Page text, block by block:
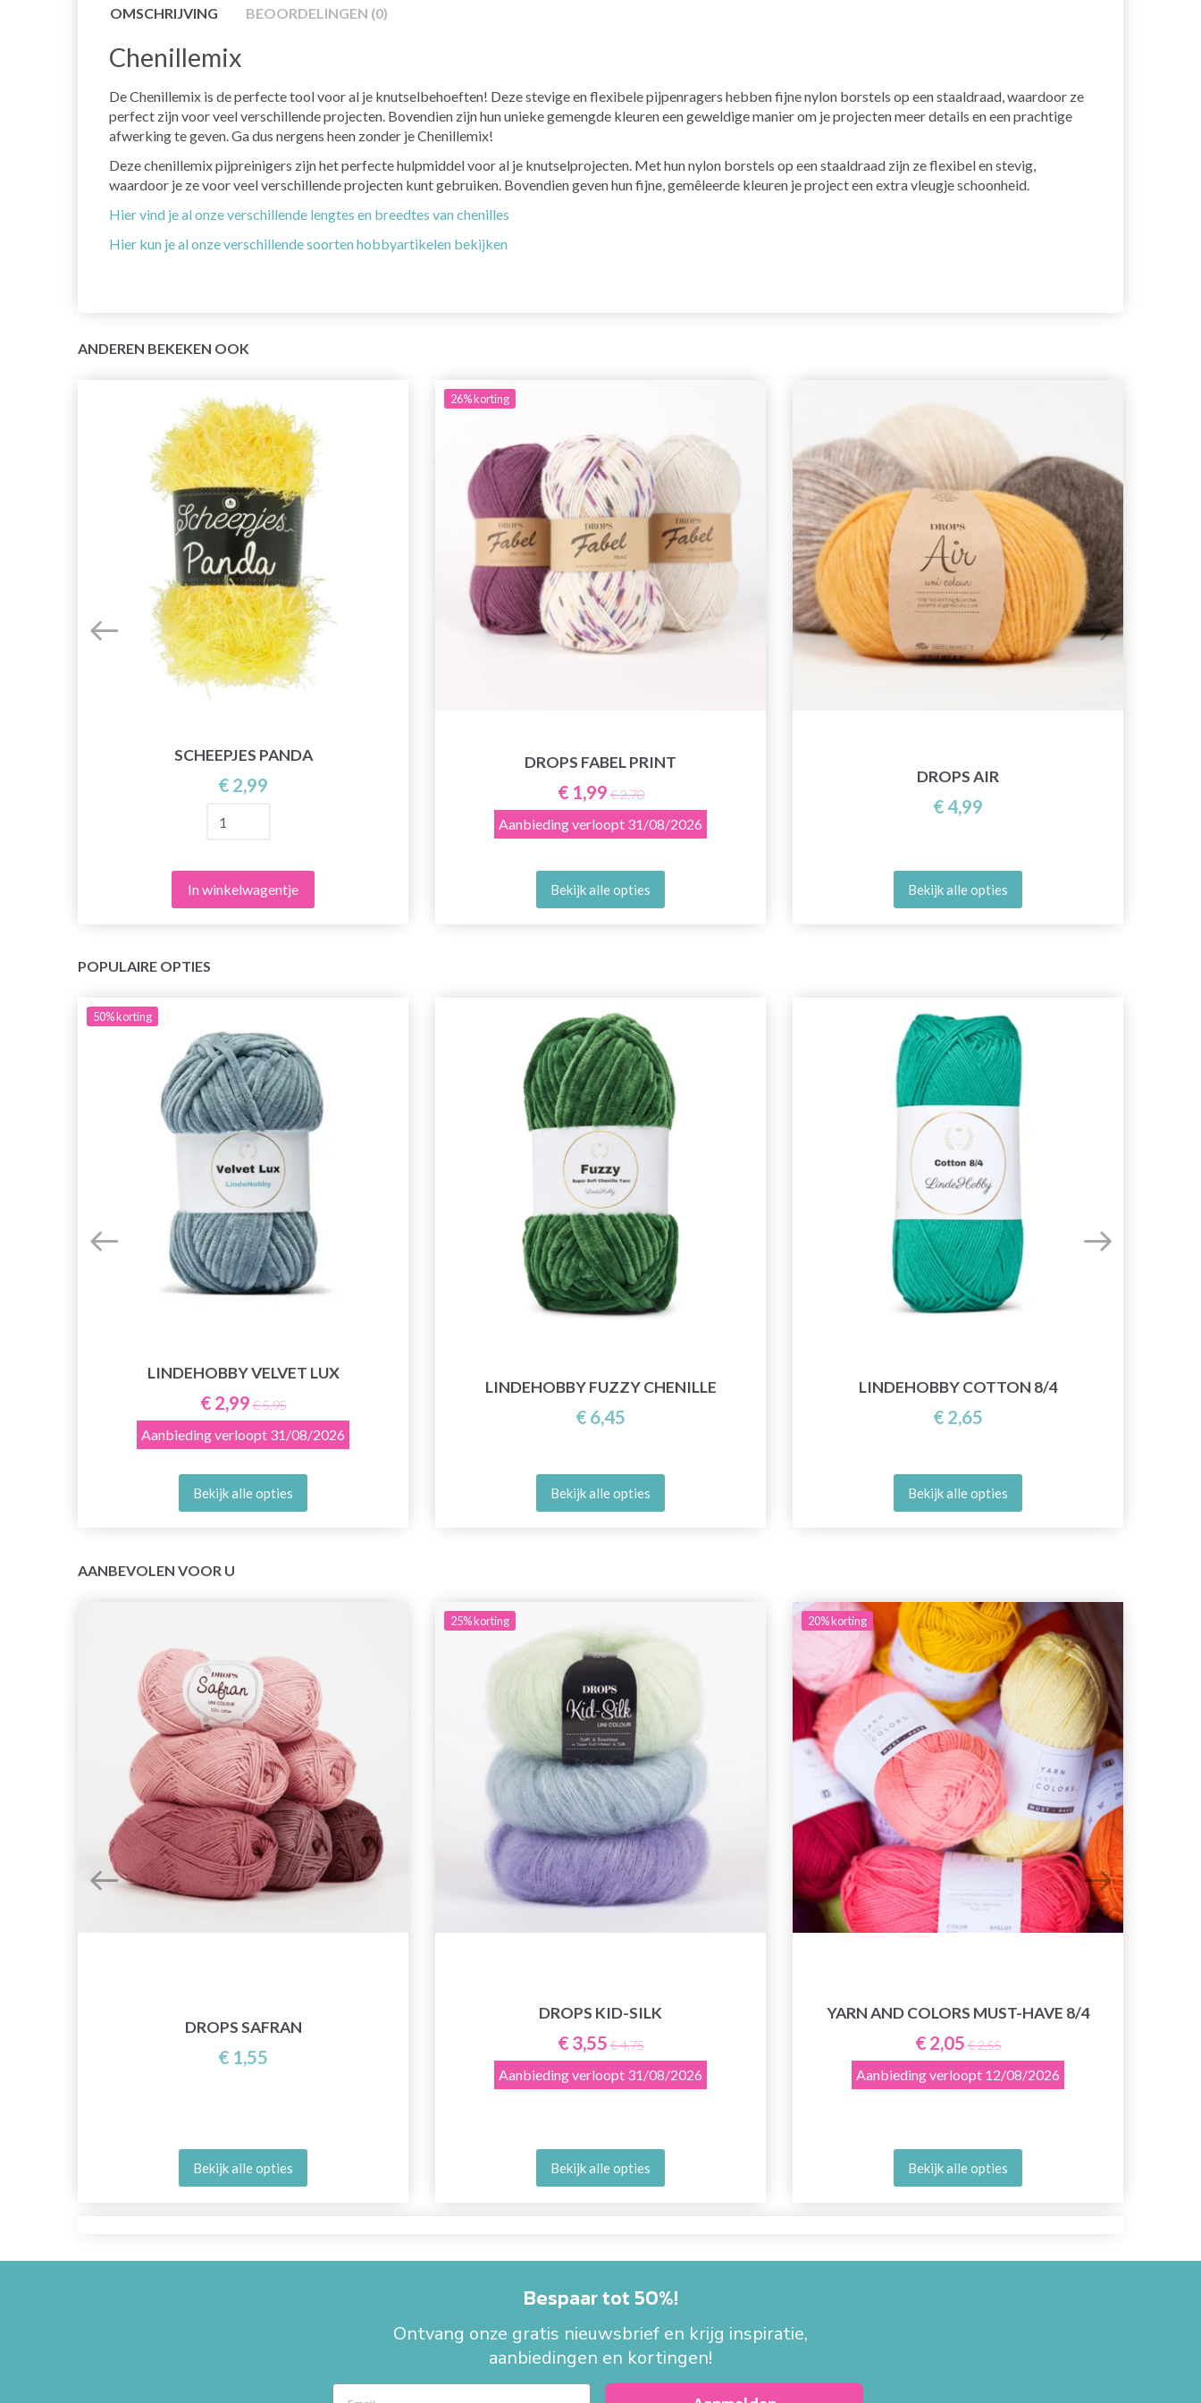
OMSCHRIJVING BEOORDELINGEN (0)
Chenillemix
De Chenillemix is de perfecte tool voor al je knutselbehoeften! Deze stevige en flexibele pijpenragers hebben fijne nylon borstels op een staaldraad, waardoor ze
perfect zijn voor veel verschillende projecten. Bovendien zijn hun unieke gemengde kleuren een geweldige manier om je projecten meer details en een prachtige
afwerking te geven. Ga dus nergens heen zonder je Chenillemix!
Deze chenillemix pijpreinigers zijn het perfecte hulpmiddel voor al je knutselprojecten. Met hun nylon borstels op een staaldraad zijn ze flexibel en stevig,
waardoor je ze voor veel verschillende projecten kunt gebruiken. Bovendien geven hun fijne, gemêleerde kleuren je project een extra vleugje schoonheid.
Hier vind je al onze verschillende lengtes en breedtes van chenilles
Hier kun je al onze verschillende soorten hobbyartikelen bekijken
ANDEREN BEKEKEN OOK
SCHEEPJES PANDA
€ 2,99
In winkelwagentje
26%korting
DROPS FABEL PRINT
€ 1,99 € 2,70
Aanbieding verloopt 31/08/2026
Bekijk alle opties
DROPS AIR
€ 4,99
Bekijk alle opties
POPULAIRE OPTIES
50%korting
LINDEHOBBY VELVET LUX
€ 2,99 € 5,95
Aanbieding verloopt 31/08/2026
Bekijk alle opties
LINDEHOBBY FUZZY CHENILLE
€ 6,45
Bekijk alle opties
LINDEHOBBY COTTON 8/4
€ 2,65
Bekijk alle opties
AANBEVOLEN VOOR U
DROPS SAFRAN
€ 1,55
Bekijk alle opties
25%korting
DROPS KID-SILK
€ 3,55 € 4,75
Aanbieding verloopt 31/08/2026
Bekijk alle opties
20%korting
YARN AND COLORS MUST-HAVE 8/4
€ 2,05 € 2,55
Aanbieding verloopt 12/08/2026
Bekijk alle opties
Bespaar tot 50%!
Ontvang onze gratis nieuwsbrief en krijg inspiratie,
aanbiedingen en kortingen!